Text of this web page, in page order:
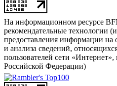
На информационном ресурсе
рекомендательные технологии
предоставления информации на
и анализа сведений,
пользователей сети
Российской Федерации)